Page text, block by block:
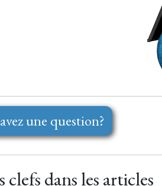
une question?
dans les articles